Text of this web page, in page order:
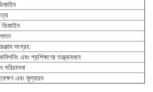
ডিজাইন
সংগ্রহ
এবং প্রশিক্ষণের তত্ত্বাবধান
পরিচালনা
এবং মূল্যায়ন